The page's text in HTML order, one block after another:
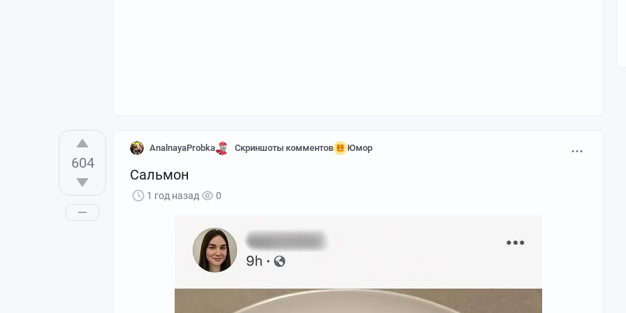
604
AnalnayaProbka Скриншоты комментов Юмор
Сальмон
1 год назад 0